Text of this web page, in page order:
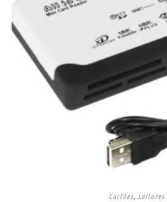
Cartões, Leitores